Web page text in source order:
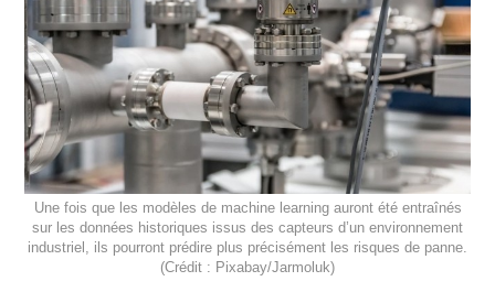
Une fois que les modèles de machine learning auront été entraînés
sur les données historiques issus des capteurs d’un environnement
industriel, ils pourront prédire plus précisément les risques de panne.
(Crédit : Pixabay/Jarmoluk)